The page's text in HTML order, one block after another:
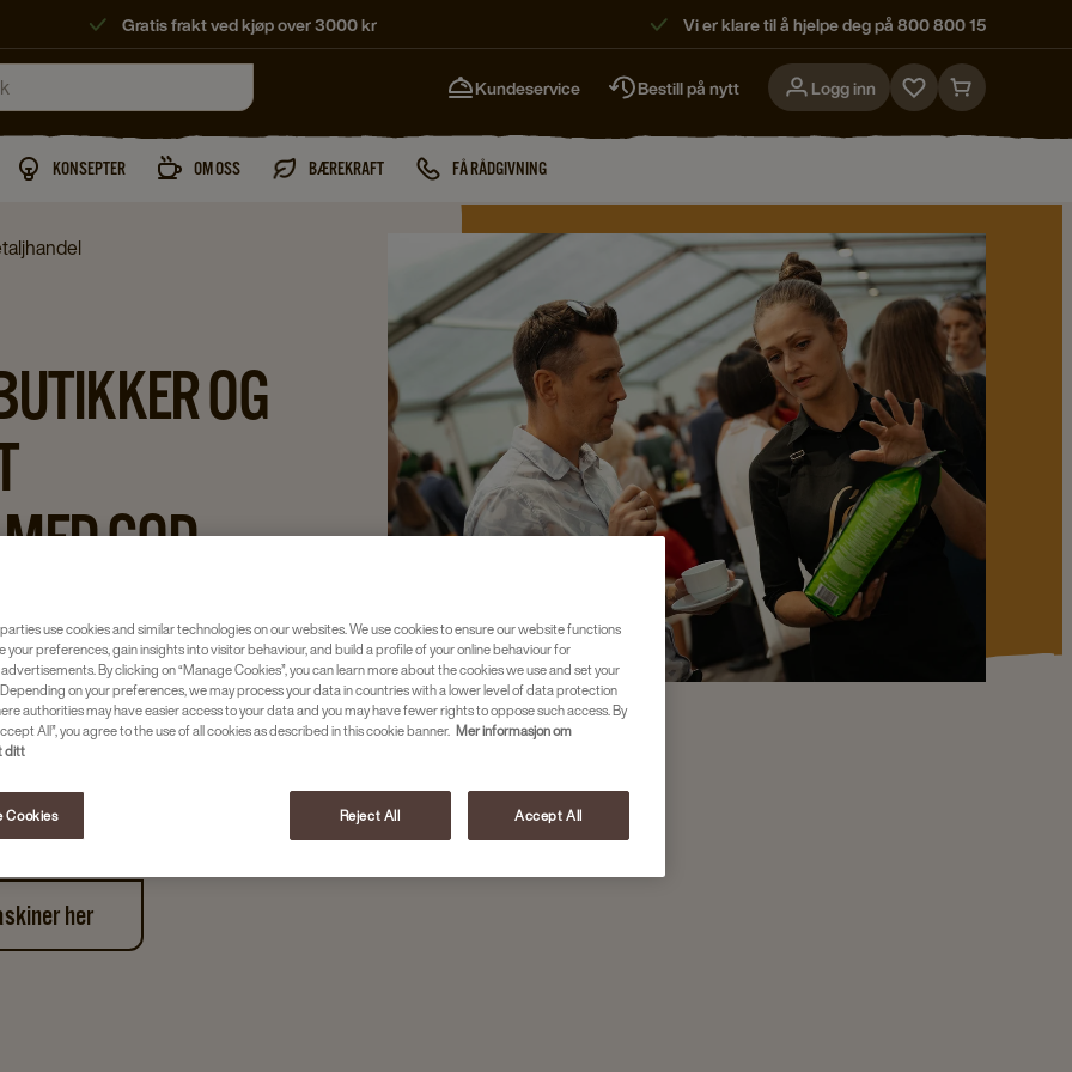
Gratis frakt ved kjøp over 3000 kr Vi er klare til å hjelpe deg på 800 800 15
Kundeservice Bestill på nytt Logg inn
Go
to
Go
to
KONSEPTER OM OSS BÆREKRAFT FÅ RÅDGIVNING
OG
GOD
personalkjøkken og
alt. En god kopp kaffe
og skape en
får butikken din en
din butikktype –
her
use cookies and similar technologies on our websites. We use cookies to ensure our website functions
your preferences, gain insights into visitor behaviour, and build a profile of your online behaviour for
By clicking on “Manage Cookies”, you can learn more about the cookies we use and set your
on your preferences, we may process your data in countries with a lower level of data protection
authorities may have easier access to your data and you may have fewer rights to oppose such access. By
All”, you agree to the use of all cookies as described in this cookie banner. Mer informasjon om
ditt
Cookies Reject All Accept All